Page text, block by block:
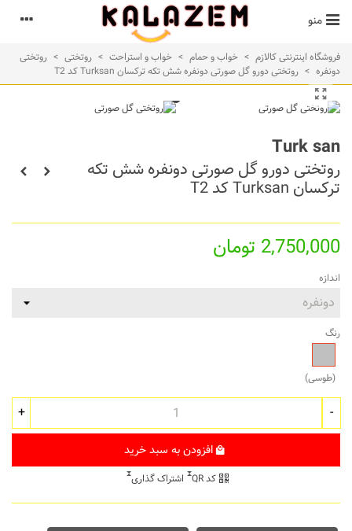
منو
فروشگاه اینترنتی کالازم > خواب و حمام > خواب و استراحت > روتختی > روتختی
دونفره > روتختی دورو گل صورتی دونفره شش تکه ترکسان Turksan کد T2
Turk san
روتختی دورو گل صورتی دونفره شش تکه
ترکسان Turksan کد T2
2,750,000 تومان
اندازه
رنگ
(طوسی)
-
+
افزودن به سبد خرید
کد QR اشتراک گذاری